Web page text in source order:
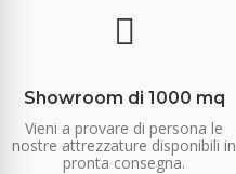
Showroom di 1000 mq
Vieni a provare di persona le
nostre attrezzature disponibili in
pronta consegna.